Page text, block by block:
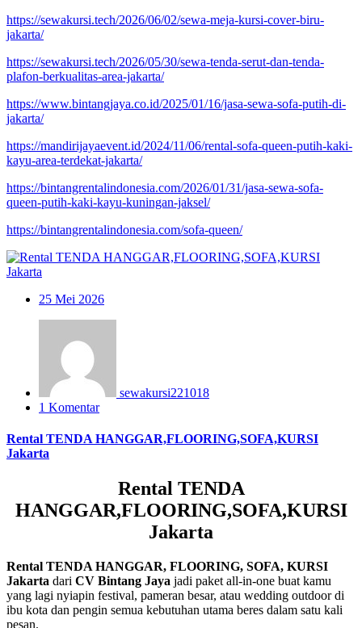
https://sewakursi.tech/2026/06/02/sewa-meja-kursi-cover-biru-
jakarta/
https://sewakursi.tech/2026/05/30/sewa-tenda-serut-dan-tenda-
plafon-berkualitas-area-jakarta/
https://www.bintangjaya.co.id/2025/01/16/jasa-sewa-sofa-putih-di-
jakarta/
https://mandirijayaevent.id/2024/11/06/rental-sofa-queen-putih-kaki-
kayu-area-terdekat-jakarta/
https://bintangrentalindonesia.com/2026/01/31/jasa-sewa-sofa-
queen-putih-kaki-kayu-kuningan-jaksel/
https://bintangrentalindonesia.com/sofa-queen/
25 Mei 2026
sewakursi221018
1 Komentar
Rental TENDA HANGGAR,FLOORING,SOFA,KURSI
Jakarta
Rental TENDA
HANGGAR,FLOORING,SOFA,KURSI
Jakarta
Rental TENDA HANGGAR, FLOORING, SOFA, KURSI
Jakarta dari CV Bintang Jaya jadi paket all-in-one buat kamu
yang lagi nyiapin festival, pameran besar, atau wedding outdoor di
ibu kota dan pengin semua kebutuhan utama beres dalam satu kali
pesan.